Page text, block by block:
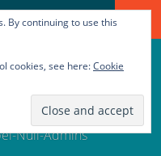
Search
for:
Blog
Null-Admins
By continuing to use this
cookies, see here:Cookie